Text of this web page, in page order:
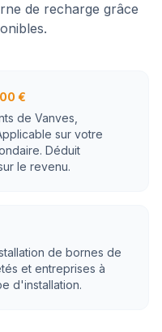
de recharge grâce
€
de Vanves,
sur votre
Déduit
le revenu.
de bornes de
et entreprises à
d'installation.